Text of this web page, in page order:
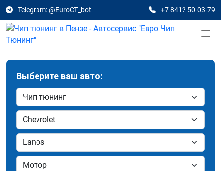
Telegram: @EuroCT_bot +7 8412 50-03-79
Выберите ваш авто: